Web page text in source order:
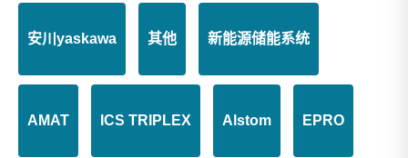
安川yaskawa 其他 新能源储能系统
AMAT ICS TRIPLEX Alstom EPRO